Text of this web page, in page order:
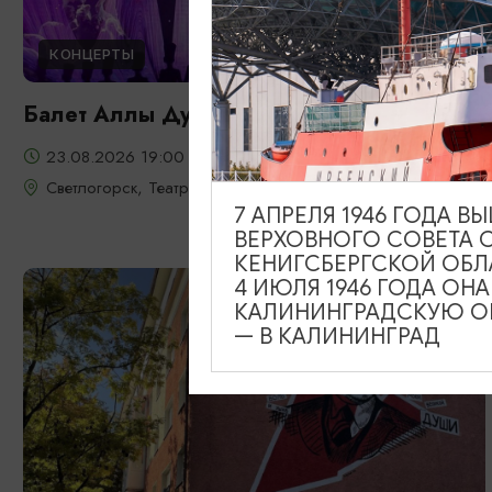
КОНЦЕРТЫ
Балет Аллы Духовой «TODES»
23.08.2026 19:00
Светлогорск, Театр эстрады «Янтарь-холл»
7 АПРЕЛЯ 1946 ГОДА
ВЕРХОВНОГО СОВЕТА
КЕНИГСБЕРГСКОЙ
4 ИЮЛЯ 1946 ГОДА
КАЛИНИНГРАДСКУЮ
— В КАЛИНИНГРАД